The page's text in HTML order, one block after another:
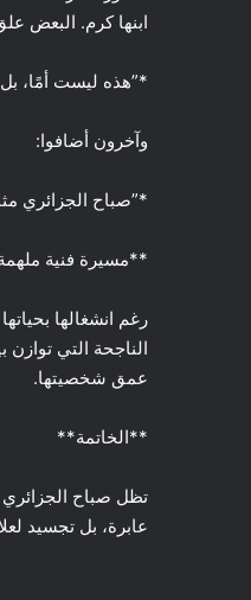
ابنها كرم. البعض
*”هذه ليست أمًا،
وآخرون أضافوا:
*”صباح الجزائري
**مسيرة فنية
رغم انشغالها
الناجحة التي توازن
عمق شخصيتها.
**الخاتمة**
تظل صباح الجزائري
عابرة، بل تجسيد